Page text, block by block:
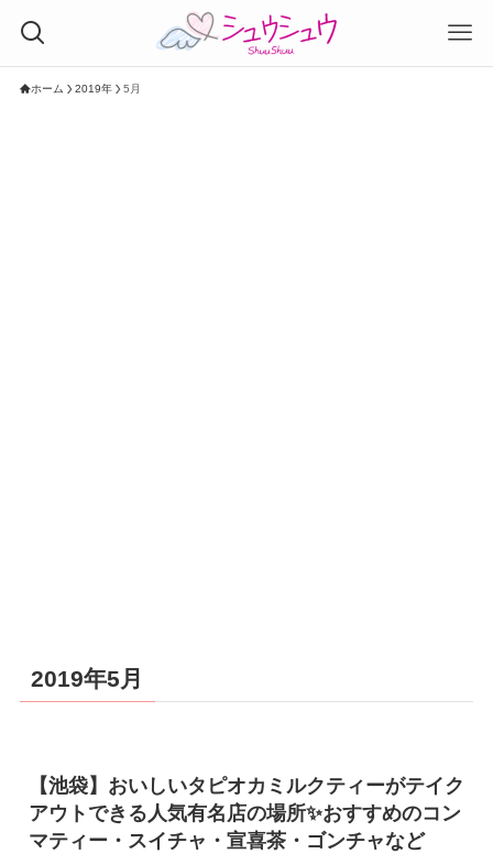
ホーム 2019年 5月
2019年5月
【池袋】おいしいタピオカミルクティーがテイク
アウトできる人気有名店の場所✨おすすめのコン
マティー・スイチャ・宣喜茶・ゴンチャなど